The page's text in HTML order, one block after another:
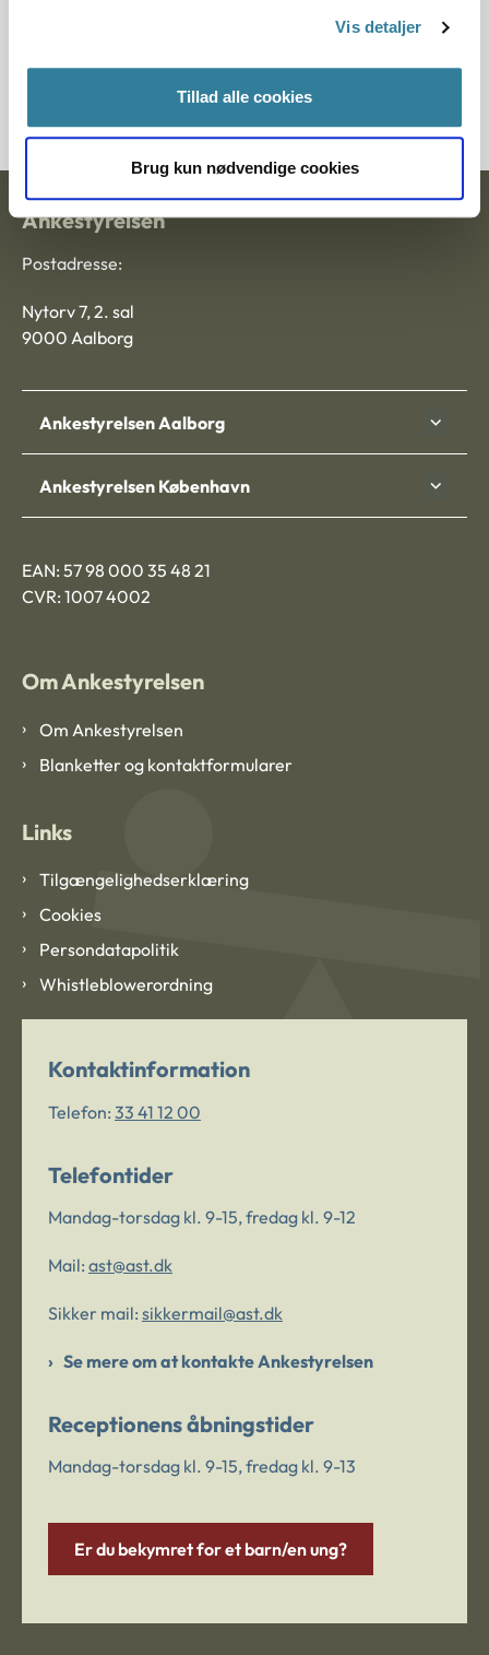
Vis detaljer
Tillad alle cookies
Brug kun nødvendige cookies
40140-944018094
Ankestyrelsen
Postadresse:
Nytorv 7, 2. sal
9000 Aalborg
Ankestyrelsen Aalborg
Ankestyrelsen København
EAN: 57 98 000 35 48 21
CVR: 1007 4002
Om Ankestyrelsen
Om Ankestyrelsen
Blanketter og kontaktformularer
Links
Tilgængelighedserklæring
Cookies
Persondatapolitik
Whistleblowerordning
Kontaktinformation
Telefon: 33 41 12 00
Telefontider
Mandag-torsdag kl. 9-15, fredag kl. 9-12
Mail: ast@ast.dk
Sikker mail: sikkermail@ast.dk
Se mere om at kontakte Ankestyrelsen
Receptionens åbningstider
Mandag-torsdag kl. 9-15, fredag kl. 9-13
Er du bekymret for et barn/en ung?